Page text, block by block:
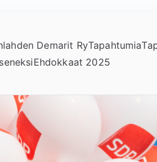
Demarit RyTapahtumia
Ehdokkaat 2025